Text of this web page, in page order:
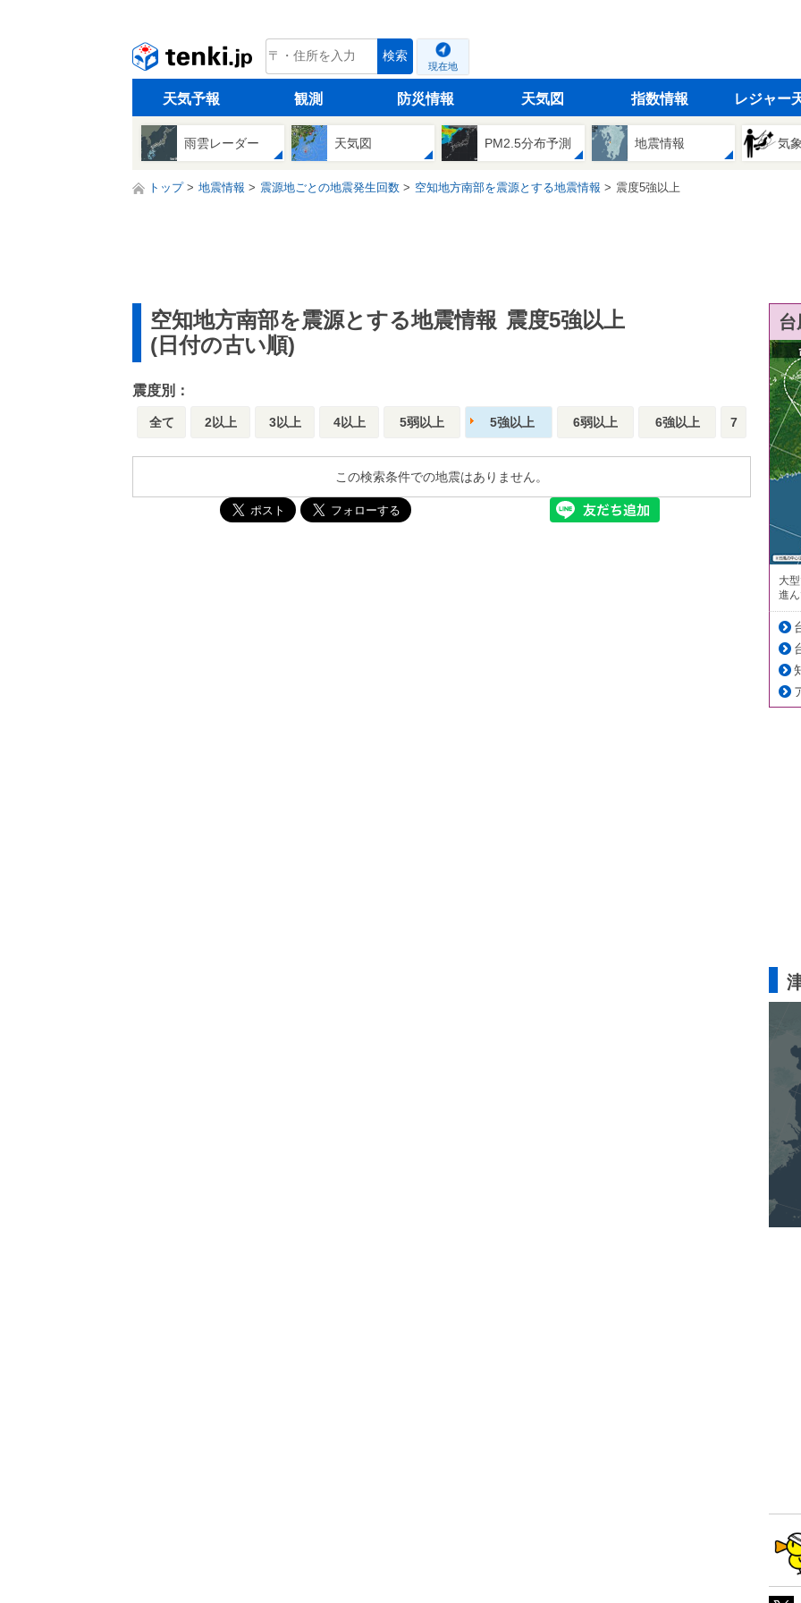
tenki.jp 検索
現在地
天気予報 観測 防災情報 天気図 指数情報 レジャー
雨雲レーダー 天気図 PM2.5分布予測 地震情報 気
トップ 地震情報 震源地ごとの地震発生回数 空知地方南部を震源とする地震情報 震度5強以上
空知地方南部を震源とする地震情報 震度5強以上
(日付の古い順)
震度別：
全て 2以上 3以上 4以上 5弱以上 5強以上 6弱以上 6強以上 7
この検索条件での地震はありません。
大
進